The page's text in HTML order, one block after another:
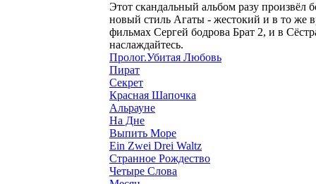
Этот скандальный альбом разу произвёл
новый стиль Агаты - жестокий и в то же
фильмах Сергей бодрова Брат 2, и в
наслаждайтесь.
Пролог.Убитая Любовь
Пират
Секрет
Красная Шапочка
Альрауне
На Дне
Выпить Море
Ein Zwei Drei Waltz
Странное Рождество
Четыре Слова